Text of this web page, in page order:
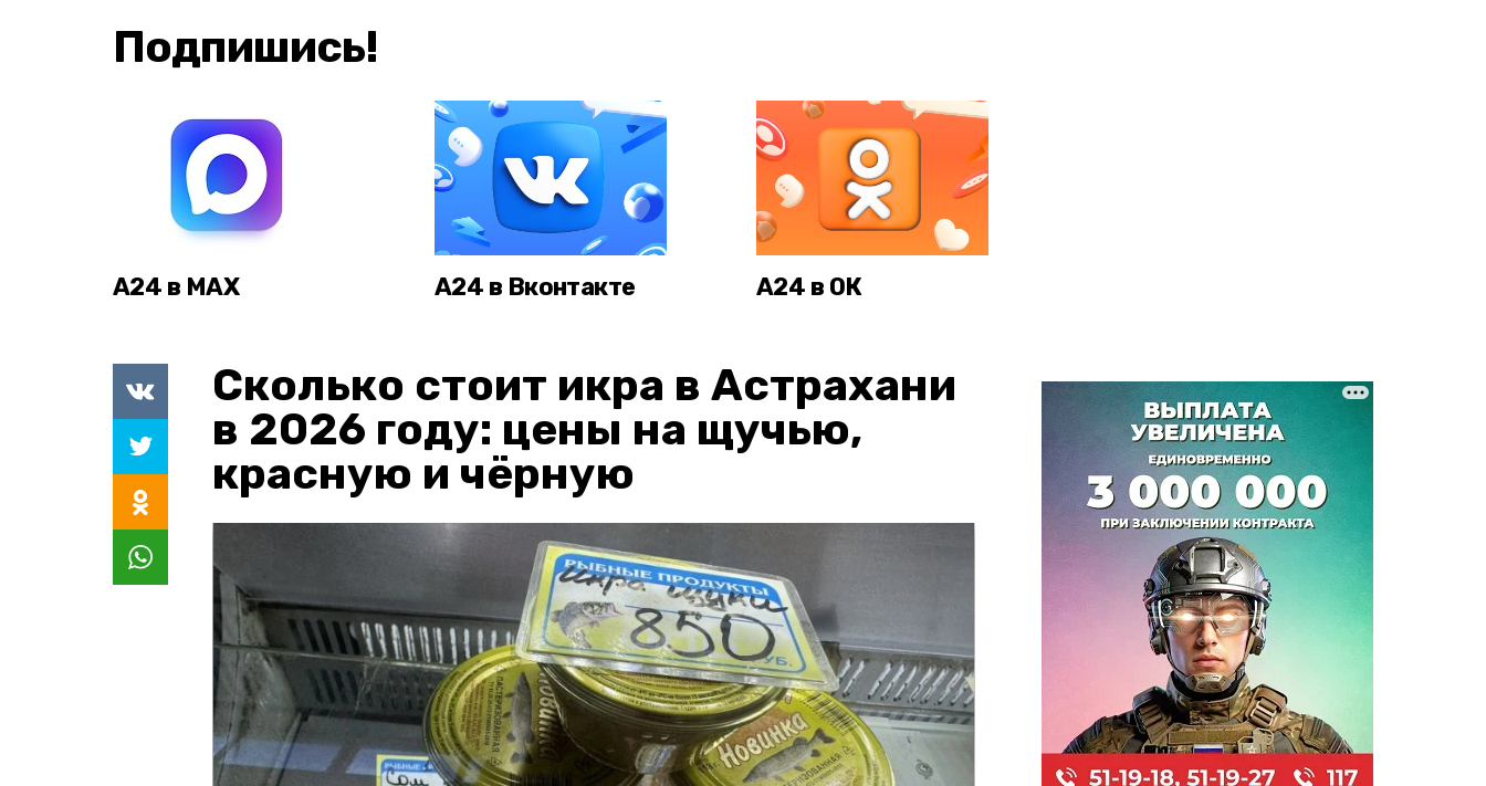
Подпишись!
А24 в MAX А24 в Вконтакте А24 в ОК
Сколько стоит икра в Астрахани
в 2026 году: цены на щучью,
красную и чёрную